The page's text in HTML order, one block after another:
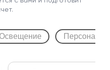
Освещение Персонал